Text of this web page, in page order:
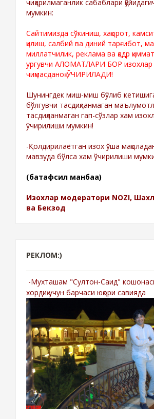
чиқарилмаганлик сабаблари
мумкин:
Сайтимизда сўкиниш, хақорот,
қилиш, салбий ва диний тарғибот,
миллатчилик, реклама ва қадр
ургувчи АЛОМАТЛАРИ БОР изохлар
чиқмасданоқ ЎЧИРИЛАДИ!
Шунингдек миш-миш бўлиб
бўлгувчи тасдиқланмаган
тасдиқланмаган гап-сўзлар хам
ўчирилиши мумкин!
-Қолдирилаётган изох ўша
мавзуда бўлса хам ўчирилиши
(батафсил манбаа)
Изохлар модератори NOZI,
ва Бекзод
РЕКЛОМ:)
-Мухташам "Султон-Саид"
хордиқ учун барчаси юқори савияда